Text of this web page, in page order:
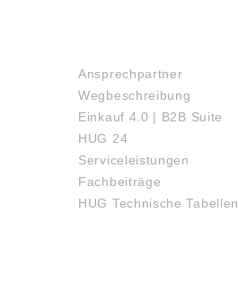
Ansprechpartner
Wegbeschreibung
Einkauf 4.0 | B2B Suite
HUG 24
Serviceleistungen
Fachbeiträge
HUG Technische Tabellen